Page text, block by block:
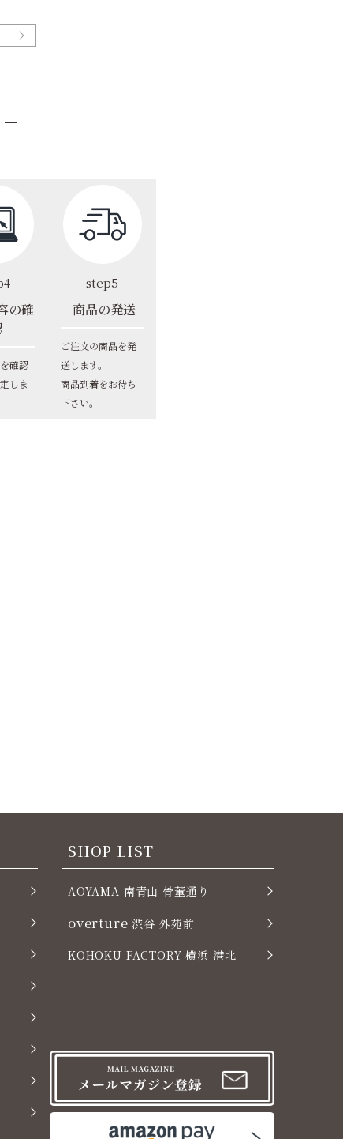
の確
確認
しま
step5
商品の発送
ご注文の商品を発
送します。
商品到着をお待ち
下さい。
SHOP LIST
AOYAMA 南青山 骨董通り
overture 渋谷 外苑前
KOHOKU FACTORY 横浜 港北